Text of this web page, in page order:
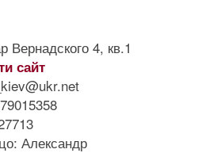
Вернадского 4, кв.1
сайт
Александр